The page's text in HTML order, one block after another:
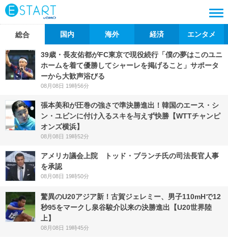
総合 国内 海外 経済 エンタメ
39歳・長友佑都がFC東京で現役続行「僕の夢はこのユニ
ホームを着て優勝してシャーレを掲げること」サポータ
ーから大歓声浴びる
08月08日 19時56分
張本美和が圧巻の強さで準決勝進出！韓国のエース・シ
ン・ユビンに付け入るスキを与えず快勝【WTTチャンピ
オンズ横浜】
08月08日 19時52分
アメリカ議会上院 トッド・ブランチ氏の司法長官人事
を承認
08月08日 19時50分
驚異のU20アジア新！古賀ジェレミー、男子110mHで12
秒95をマークし泉谷駿介以来の決勝進出【U20世界陸
上】
08月08日 19時45分